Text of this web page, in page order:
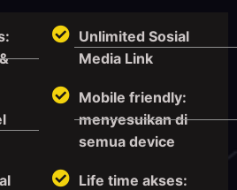
Unlimited Sosial
Media Link
Mobile friendly:
menyesuikan di
semua device
Life time akses: